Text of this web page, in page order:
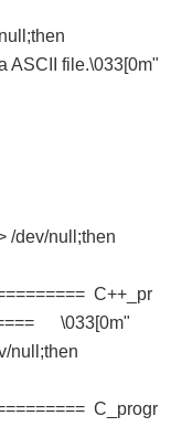
ASCII file.\033[0m"
/dev/null;then
C++_pr
\033[0m"
null;then
C_progr